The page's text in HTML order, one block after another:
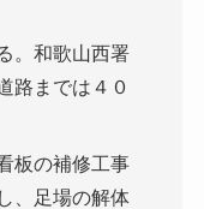
。和歌山西署
路までは４０
板の補修工事
、足場の解体